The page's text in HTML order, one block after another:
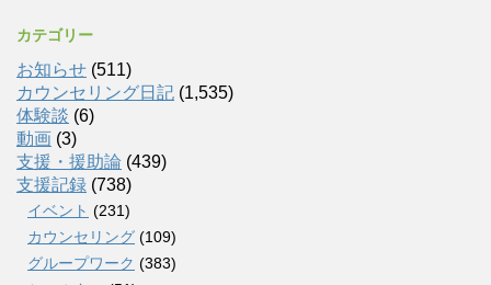
カテゴリー
お知らせ (511)
カウンセリング日記 (1,535)
体験談 (6)
動画 (3)
支援・援助論 (439)
支援記録 (738)
イベント (231)
カウンセリング (109)
グループワーク (383)